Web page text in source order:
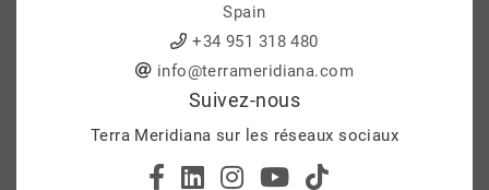
Spain
+34 951 318 480
info@terrameridiana.com
Suivez-nous
Terra Meridiana sur les réseaux sociaux